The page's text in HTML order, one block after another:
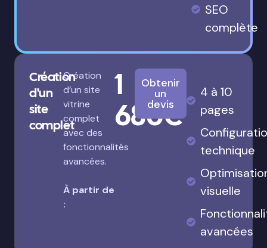
SEO
complète
Création
d'un
site
complet
Création
d’un site
vitrine
complet
avec des
fonctionnalités
avancées.
À partir de
:
1
680€
Obtenir
un
devis
4 à 10
pages
technique
visuelle
avancées